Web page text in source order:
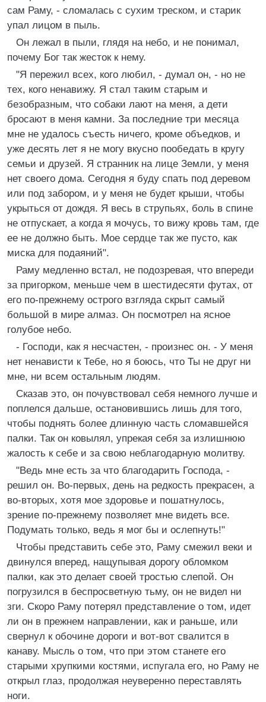
сам Раму, - сломалась с сухим треском, и старик
упал лицом в пыль.
Он лежал в пыли, глядя на небо, и не понимал,
почему Бог так жесток к нему.
"Я пережил всех, кого любил, - думал он, - но не
тех, кого ненавижу. Я стал таким старым и
безобразным, что собаки лают на меня, а дети
бросают в меня камни. За последние три месяца
мне не удалось съесть ничего, кроме объедков, и
уже десять лет я не могу вкусно пообедать в кругу
семьи и друзей. Я странник на лице Земли, у меня
нет своего дома. Сегодня я буду спать под деревом
или под забором, и у меня не будет крыши, чтобы
укрыться от дождя. Я весь в струпьях, боль в спине
не отпускает, а когда я мочусь, то вижу кровь там, где
ее не должно быть. Мое сердце так же пусто, как
миска для подаяний".
Раму медленно встал, не подозревая, что впереди
за пригорком, меньше чем в шестидесяти футах, от
его по-прежнему острого взгляда скрыт самый
большой в мире алмаз. Он посмотрел на ясное
голубое небо.
- Господи, как я несчастен, - произнес он. - У меня
нет ненависти к Тебе, но я боюсь, что Ты не друг ни
мне, ни всем остальным людям.
Сказав это, он почувствовал себя немного лучше и
поплелся дальше, остановившись лишь для того,
чтобы поднять более длинную часть сломавшейся
палки. Так он ковылял, упрекая себя за излишнюю
жалость к себе и за свою неблагодарную молитву.
"Ведь мне есть за что благодарить Господа, -
решил он. Во-первых, день на редкость прекрасен, а
во-вторых, хотя мое здоровье и пошатнулось,
зрение по-прежнему позволяет мне видеть все.
Подумать только, ведь я мог бы и ослепнуть!"
Чтобы представить себе это, Раму смежил веки и
двинулся вперед, нащупывая дорогу обломком
палки, как это делает своей тростью слепой. Он
погрузился в беспросветную тьму, он не видел ни
зги. Скоро Раму потерял представление о том, идет
ли он в прежнем направлении, как и раньше, или
свернул к обочине дороги и вот-вот свалится в
канаву. Мысль о том, что при этом станете его
старыми хрупкими костями, испугала его, но Раму не
открыл глаз, продолжая неуверенно переставлять
ноги.